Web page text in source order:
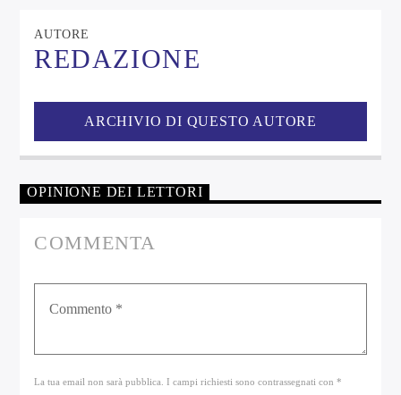
AUTORE
REDAZIONE
ARCHIVIO DI QUESTO AUTORE
OPINIONE DEI LETTORI
COMMENTA
La tua email non sarà pubblica. I campi richiesti sono contrassegnati con *